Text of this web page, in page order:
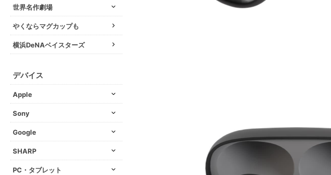
世界名作劇場
やくならマグカップも
横浜DeNAベイスターズ
デバイス
Apple
Sony
Google
SHARP
PC・タブレット